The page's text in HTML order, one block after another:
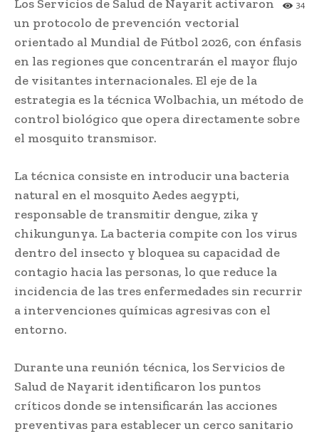
34
Los Servicios de Salud de Nayarit activaron
un protocolo de prevención vectorial
orientado al Mundial de Fútbol 2026, con énfasis
en las regiones que concentrarán el mayor flujo
de visitantes internacionales. El eje de la
estrategia es la técnica Wolbachia, un método de
control biológico que opera directamente sobre
el mosquito transmisor.
La técnica consiste en introducir una bacteria
natural en el mosquito Aedes aegypti,
responsable de transmitir dengue, zika y
chikungunya. La bacteria compite con los virus
dentro del insecto y bloquea su capacidad de
contagio hacia las personas, lo que reduce la
incidencia de las tres enfermedades sin recurrir
a intervenciones químicas agresivas con el
entorno.
Durante una reunión técnica, los Servicios de
Salud de Nayarit identificaron los puntos
críticos donde se intensificarán las acciones
preventivas para establecer un cerco sanitario